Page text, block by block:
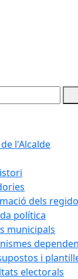
l'Alcalde
dels
política
municipals
i
electorals